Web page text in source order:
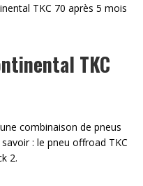
TKC 70 après 5 mois
TKC
combinaison de pneus
: le pneu offroad TKC
2.